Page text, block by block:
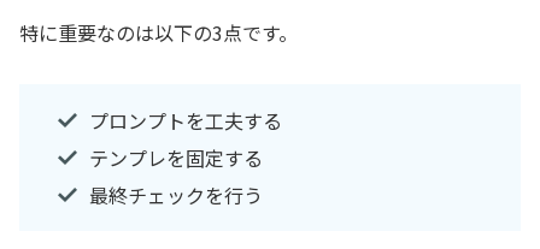
特に重要なのは以下の3点です。
プロンプトを工夫する
テンプレを固定する
最終チェックを行う